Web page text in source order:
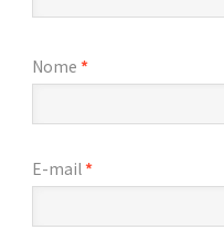
Nome *
E-mail*